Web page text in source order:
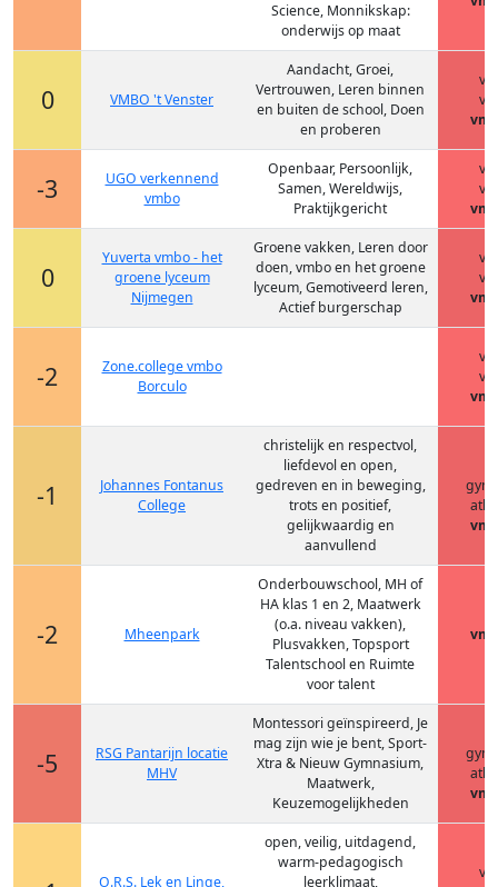
Science, Monnikskap:
onderwijs op maat
0 VMBO 't Venster
Aandacht, Groei,
Vertrouwen, Leren binnen
en buiten de school, Doen
en proberen
-3
UGO verkennend
vmbo
Openbaar, Persoonlijk,
Samen, Wereldwijs,
Praktijkgericht
0
Yuverta vmbo - het
groene lyceum
Nijmegen
Groene vakken, Leren door
doen, vmbo en het groene
lyceum, Gemotiveerd leren,
Actief burgerschap
-2
Zone.college vmbo
Borculo
-1
Johannes Fontanus
College
christelijk en respectvol,
liefdevol en open,
gedreven en in beweging,
trots en positief,
gelijkwaardig en
aanvullend
-2 Mheenpark
Onderbouwschool, MH of
HA klas 1 en 2, Maatwerk
(o.a. niveau vakken),
Plusvakken, Topsport
Talentschool en Ruimte
voor talent
-5
RSG Pantarijn locatie
MHV
Montessori geïnspireerd, Je
mag zijn wie je bent, Sport-
Xtra & Nieuw Gymnasium,
Maatwerk,
Keuzemogelijkheden
O.R.S. Lek en Linge,
open, veilig, uitdagend,
warm-pedagogisch
leerklimaat,